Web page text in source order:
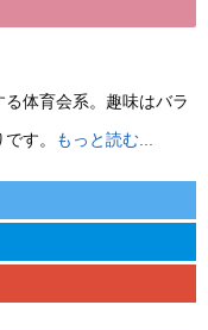
体育会系。趣味はバラ
す。
もっと読む...